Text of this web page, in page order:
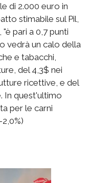
di 2.000 euro in
stimabile sul Pil,
pari a 0,7 punti
vedrà un calo della
e tabacchi,
del 4,3$ nei
ricettive, e del
In quest'ultimo
per le carni